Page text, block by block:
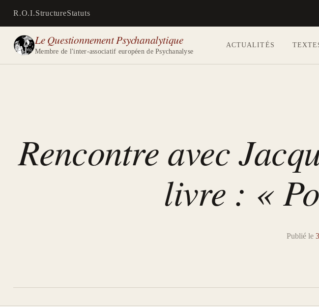
R.O.I.StructureStatuts
Le Questionnement Psychanalytique
Membre de l'inter-associatif européen de Psychanalyse
ACTUALITÉS
Rencontre avec
livre : «
Publié le